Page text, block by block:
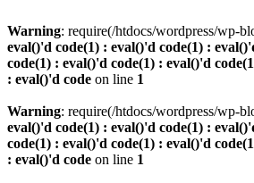
Warning: require(/htdocs/wordpress/wp-
eval()'d code(1) : eval()'d code(1) :
code(1) : eval()'d code(1) : eval()'d
: eval()'d code on line 1
Warning: require(/htdocs/wordpress/wp-
eval()'d code(1) : eval()'d code(1) :
code(1) : eval()'d code(1) : eval()'d
: eval()'d code on line 1